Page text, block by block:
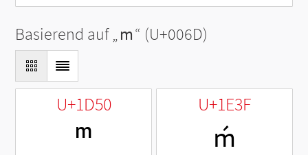
Basierend auf „m“ (U+006D)
U+1D50
ᵐ
U+1E3F
ḿ